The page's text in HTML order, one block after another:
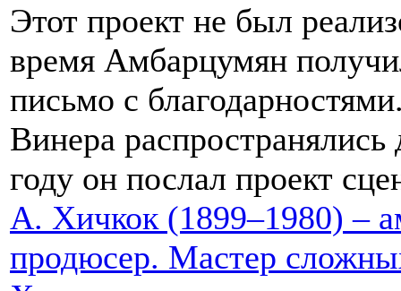
Этот проект не был
время Амбарцумян
письмо с
Винера
году он послал проект
А. Хичкок (1899–1980) –
продюсер. Мастер